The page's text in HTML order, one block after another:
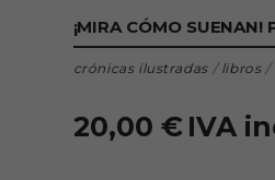
¡MIRA CÓMO SUENAN!
crónicas ilustradas/libros/
20,00 € IVA